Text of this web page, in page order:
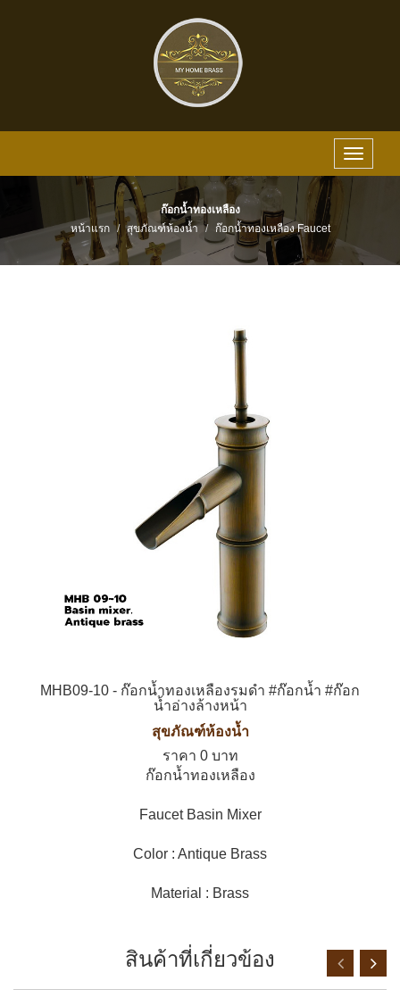
Toggle
ก๊อกน้ำทองเหลือง
หน้าแรก
สุขภัณฑ์ห้องน้ำ ก๊อกน้ำทองเหลือง Faucet
MHB09-10 - ก๊อกน้ำทองเหลืองรมดำ #ก๊อกน้ำ #ก๊อก
น้ำอ่างล้างหน้า
สุขภัณฑ์ห้องน้ำ
ราคา 0 บาท
ก๊อกน้ำทองเหลือง
Faucet Basin Mixer
Color : Antique Brass
Material : Brass
สินค้าที่เกี่ยวข้อง